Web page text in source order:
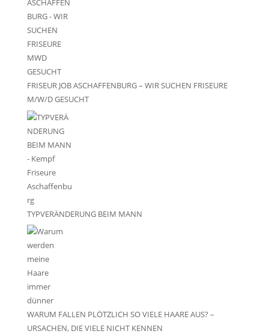
FRISEUR JOB ASCHAFFENBURG – WIR SUCHEN FRISEURE
M/W/D GESUCHT
TYPVERÄNDERUNG BEIM MANN
WARUM FALLEN PLÖTZLICH SO VIELE HAARE AUS? –
URSACHEN, DIE VIELE NICHT KENNEN